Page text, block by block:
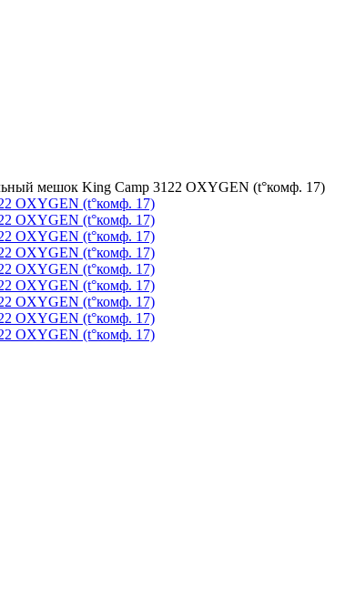
мешок King Camp 3122 OXYGEN (t°комф. 17)